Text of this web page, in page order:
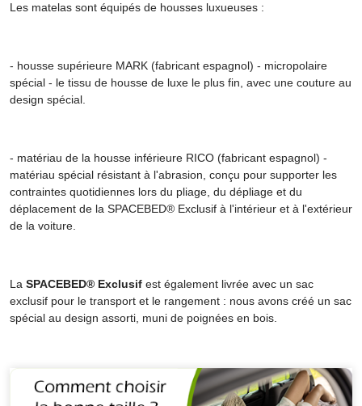
Les matelas sont équipés de housses luxueuses :
- housse supérieure MARK (fabricant espagnol) - micropolaire
spécial - le tissu de housse de luxe le plus fin, avec une couture au
design spécial.
- matériau de la housse inférieure RICO (fabricant espagnol) -
matériau spécial résistant à l'abrasion, conçu pour supporter les
contraintes quotidiennes lors du pliage, du dépliage et du
déplacement de la SPACEBED® Exclusif à l'intérieur et à l'extérieur
de la voiture.
La SPACEBED® Exclusif est également livrée avec un sac
exclusif pour le transport et le rangement : nous avons créé un sac
spécial au design assorti, muni de poignées en bois.